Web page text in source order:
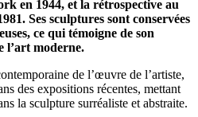
en 1944, et la rétrospective au
Ses sculptures sont conservées
ce qui témoigne de son
l’art moderne.
de l’œuvre de l’artiste,
des expositions récentes, mettant
la sculpture surréaliste et abstraite.